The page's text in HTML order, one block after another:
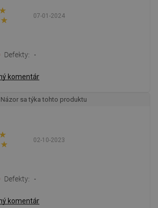
07-01-2024
Defekty -
komentár
Názor sa týka tohto produktu
02-10-2023
Defekty -
komentár